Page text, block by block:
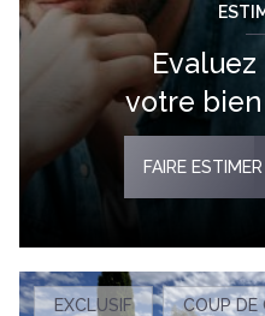
votre
FAIRE
EXCLUSIF COUP DE